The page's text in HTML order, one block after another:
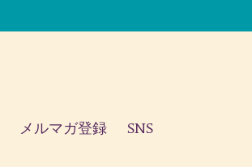
メルマガ登録 SNS